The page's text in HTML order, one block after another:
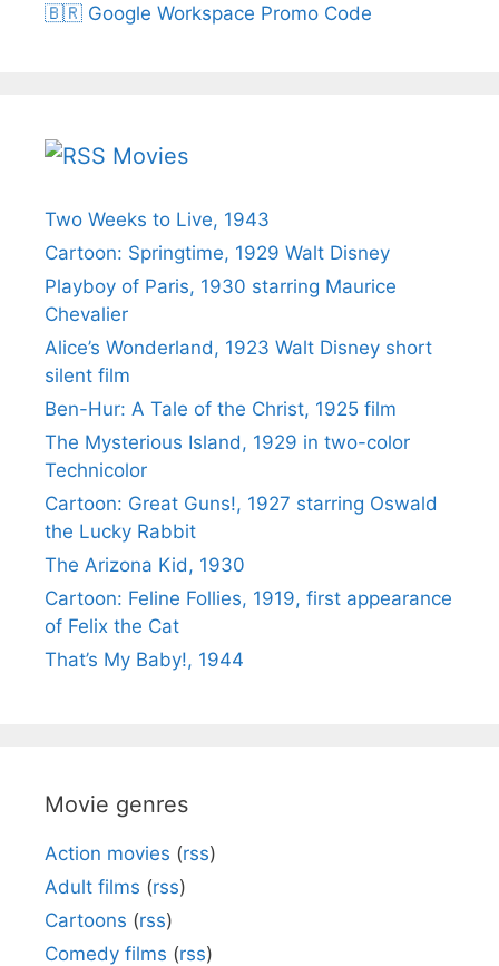
🇧🇷 Google Workspace Promo Code
Movies
Two Weeks to Live, 1943
Cartoon: Springtime, 1929 Walt Disney
Playboy of Paris, 1930 starring Maurice
Chevalier
Alice’s Wonderland, 1923 Walt Disney short
silent film
Ben-Hur: A Tale of the Christ, 1925 film
The Mysterious Island, 1929 in two-color
Technicolor
Cartoon: Great Guns!, 1927 starring Oswald
the Lucky Rabbit
The Arizona Kid, 1930
Cartoon: Feline Follies, 1919, first appearance
of Felix the Cat
That’s My Baby!, 1944
Movie genres
Action movies (rss)
Adult films (rss)
Cartoons (rss)
Comedy films (rss)